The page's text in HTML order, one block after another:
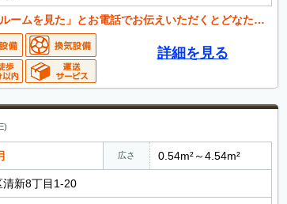
」とお電話でお伝えいただくとどなたでも値引き可能。 お気軽にご相談ください。
詳細を見る
広さ 0.54m²～4.54m²
清新8丁目1-20